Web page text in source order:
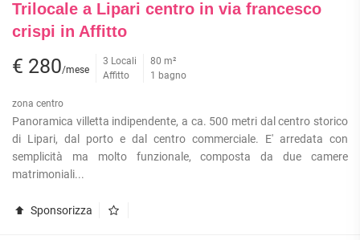
Trilocale a Lipari centro in via francesco
crispi in Affitto
€ 280/mese
3 Locali
Affitto
80 m²
1 bagno
zona centro
Panoramica villetta indipendente, a ca. 500 metri dal centro storico
di Lipari, dal porto e dal centro commerciale. E' arredata con
semplicità ma molto funzionale, composta da due camere
matrimoniali...
Sponsorizza